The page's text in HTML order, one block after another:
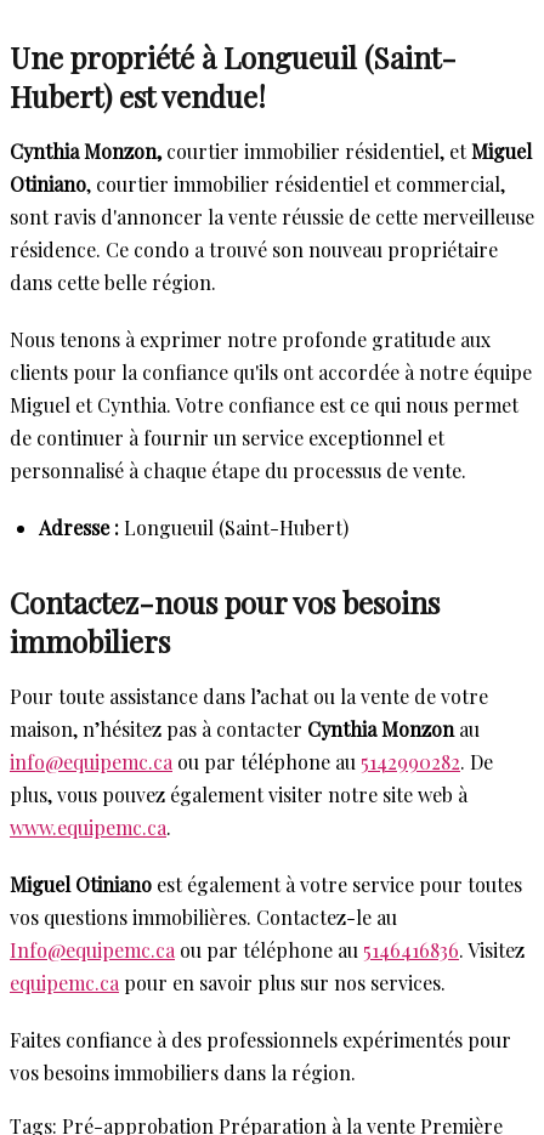
Une propriété à Longueuil (Saint-
Hubert) est vendue!
Cynthia Monzon, courtier immobilier résidentiel, etMiguel
Otiniano, courtier immobilier résidentiel et commercial,
sont ravis d'annoncer la vente réussie de cette merveilleuse
résidence. Ce condo a trouvé son nouveau propriétaire
dans cette belle région.
Nous tenons à exprimer notre profonde gratitude aux
clients pour la confiance qu'ils ont accordée à notre équipe
Miguel et Cynthia. Votre confiance est ce qui nous permet
de continuer à fournir un service exceptionnel et
personnalisé à chaque étape du processus de vente.
Adresse :Longueuil (Saint-Hubert)
Contactez-nous pour vos besoins
immobiliers
Pour toute assistance dans l’achat ou la vente de votre
maison, n’hésitez pas à contacter Cynthia Monzon au
info@equipemc.ca ou par téléphone au 5142990282. De
plus, vous pouvez également visiter notre site web à
www.equipemc.ca.
Miguel Otiniano est également à votre service pour toutes
vos questions immobilières. Contactez-le au
Info@equipemc.ca ou par téléphone au 5146416836. Visitez
equipemc.ca pour en savoir plus sur nos services.
Faites confiance à des professionnels expérimentés pour
vos besoins immobiliers dans la région.
Tags: Pré-approbation Préparation à la vente Première